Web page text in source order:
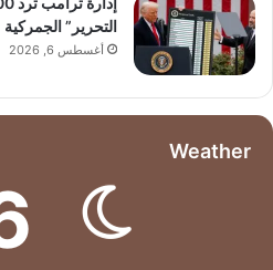
التحرير” الجمركية
أغسطس 6, 2026
Weather